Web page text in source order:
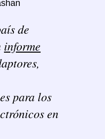
de
informe
para los
en